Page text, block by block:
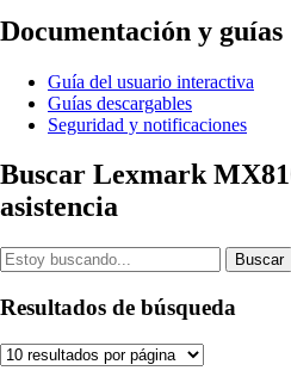
Documentación y guías
Guía del usuario interactiva
Guías descargables
Seguridad y notificaciones
Buscar Lexmark
asistencia
Buscar
Resultados de búsqueda